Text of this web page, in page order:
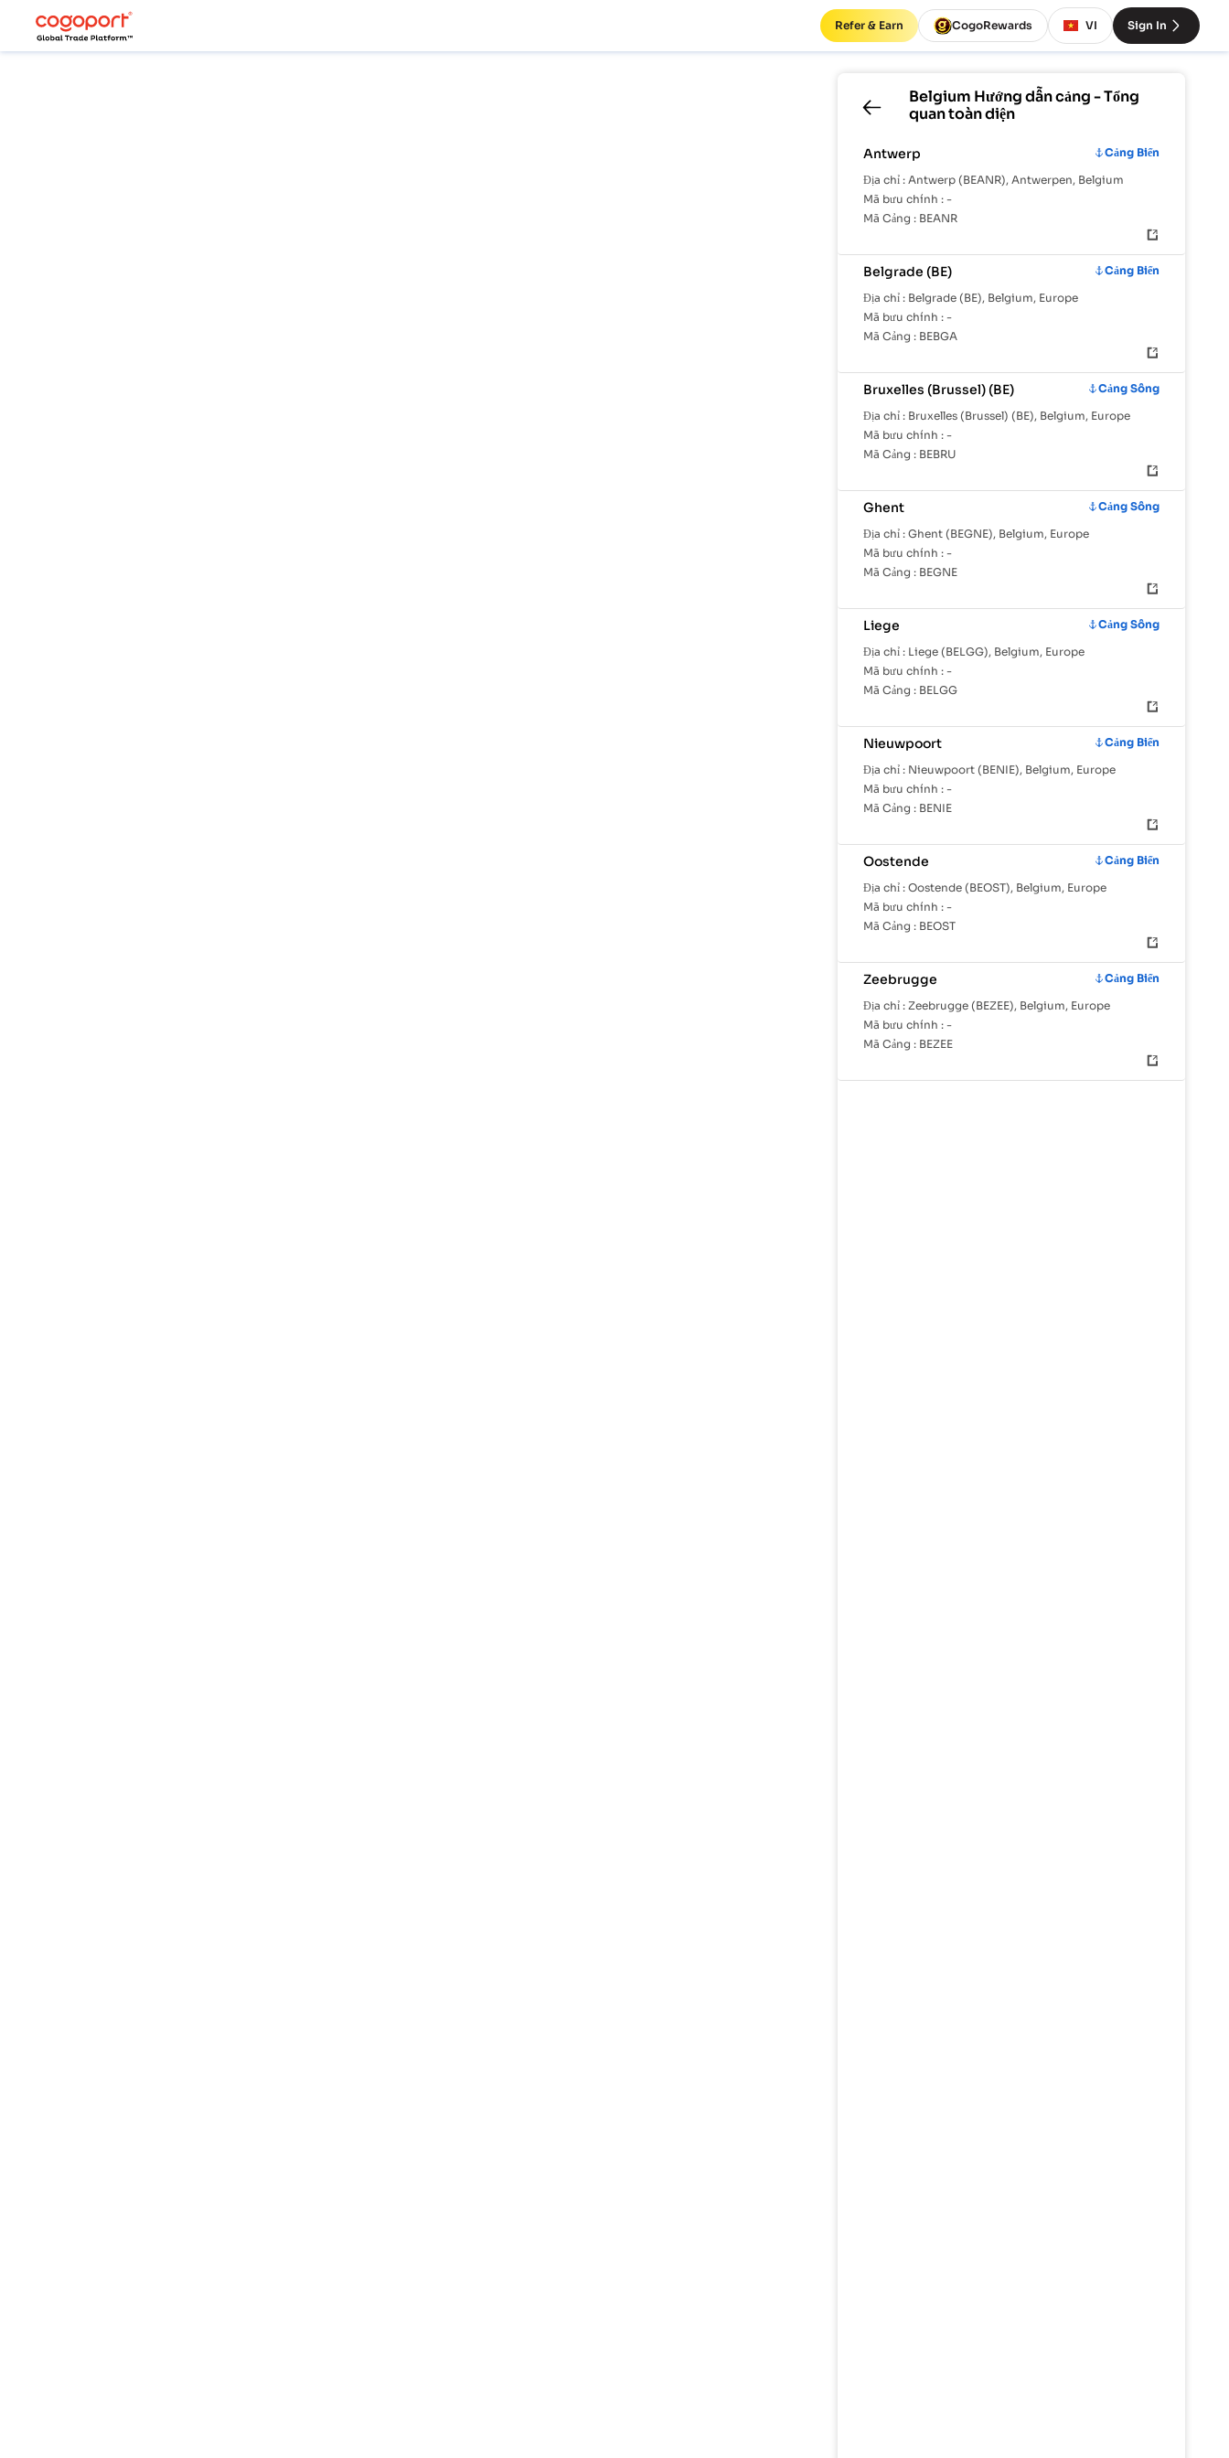
Refer & Earn CogoRewards VI Sign In
Belgium Hướng dẫn cảng - Tổng
quan toàn diện
Antwerp
Cảng Biển
Địa chỉ : Antwerp (BEANR), Antwerpen, Belgium
Mã bưu chính : -
Mã Cảng : BEANR
Belgrade (BE)
Cảng Biển
Địa chỉ : Belgrade (BE), Belgium, Europe
Mã bưu chính : -
Mã Cảng : BEBGA
Bruxelles (Brussel) (BE)
Cảng Sông
Địa chỉ : Bruxelles (Brussel) (BE), Belgium, Europe
Mã bưu chính : -
Mã Cảng : BEBRU
Ghent
Cảng Sông
Địa chỉ : Ghent (BEGNE), Belgium, Europe
Mã bưu chính : -
Mã Cảng : BEGNE
Liege
Cảng Sông
Địa chỉ : Liege (BELGG), Belgium, Europe
Mã bưu chính : -
Mã Cảng : BELGG
Nieuwpoort
Cảng Biển
Địa chỉ : Nieuwpoort (BENIE), Belgium, Europe
Mã bưu chính : -
Mã Cảng : BENIE
Oostende
Cảng Biển
Địa chỉ : Oostende (BEOST), Belgium, Europe
Mã bưu chính : -
Mã Cảng : BEOST
Zeebrugge
Cảng Biển
Địa chỉ : Zeebrugge (BEZEE), Belgium, Europe
Mã bưu chính : -
Mã Cảng : BEZEE